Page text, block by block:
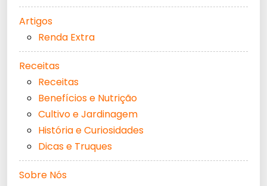
Artigos
Renda Extra
Receitas
Receitas
Benefícios e Nutrição
Cultivo e Jardinagem
História e Curiosidades
Dicas e Truques
Sobre Nós